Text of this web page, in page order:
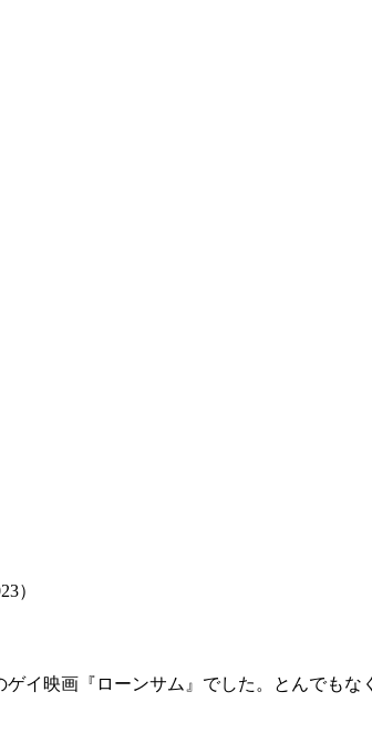
）
イ映画『ローンサム』でした。とんでも